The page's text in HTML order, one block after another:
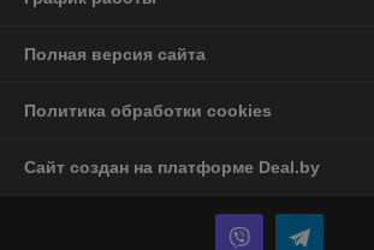
Полная версия сайта
Политика обработки cookies
Сайт создан на платформе Deal.by